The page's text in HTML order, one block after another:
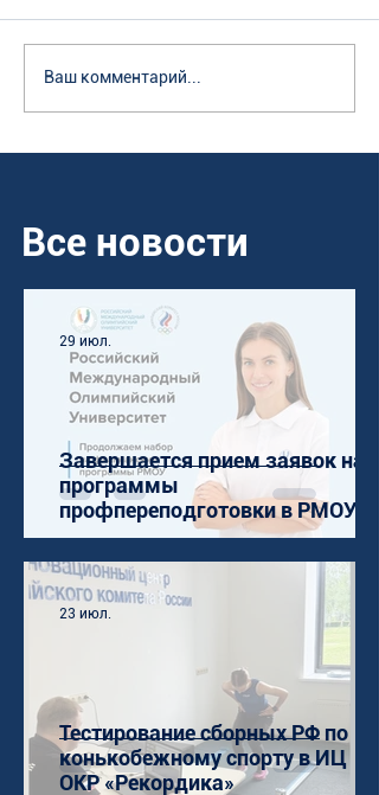
Ваш комментарий...
Все новости
Завершается прием заявок на
программы
профпереподготовки в РМОУ
29 июл.
Тестирование сборных РФ по
конькобежному спорту в ИЦ
ОКР «Рекордика»
23 июл.